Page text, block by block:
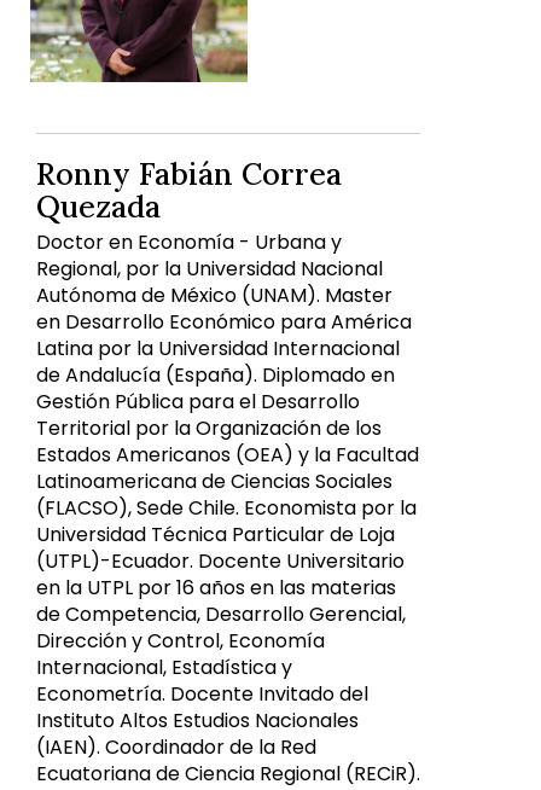
Ronny Fabián Correa
Quezada
Doctor en Economía - Urbana y
Regional, por la Universidad Nacional
Autónoma de México (UNAM). Master
en Desarrollo Económico para América
Latina por la Universidad Internacional
de Andalucía (España). Diplomado en
Gestión Pública para el Desarrollo
Territorial por la Organización de los
Estados Americanos (OEA) y la Facultad
Latinoamericana de Ciencias Sociales
(FLACSO), Sede Chile. Economista por la
Universidad Técnica Particular de Loja
(UTPL)-Ecuador. Docente Universitario
en la UTPL por 16 años en las materias
de Competencia, Desarrollo Gerencial,
Dirección y Control, Economía
Internacional, Estadística y
Econometría. Docente Invitado del
Instituto Altos Estudios Nacionales
(IAEN). Coordinador de la Red
Ecuatoriana de Ciencia Regional (RECiR).